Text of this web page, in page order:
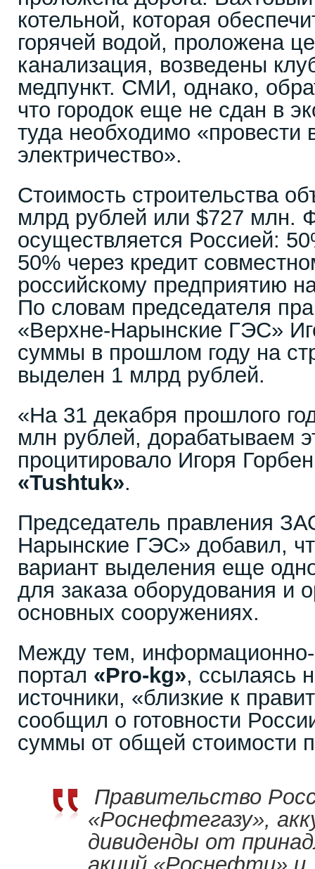
котельной, которая
горячей водой, проложена
канализация, возведены
медпункт. СМИ, однако,
что городок еще не сдан в
туда необходимо «провести
электричество».
Стоимость строительства
млрд рублей или $727 млн.
осуществляется Россией:
50% через кредит
российскому предприятию
По словам председателя
«Верхне-Нарынские ГЭС»
суммы в прошлом году на
выделен 1 млрд рублей.
«На 31 декабря прошлого
млн рублей, дорабатываем
процитировало Игоря
«Tushtuk».
Председатель правления
Нарынские ГЭС» добавил,
вариант выделения еще
для заказа оборудования и
основных сооружениях.
Между тем, информационно-
портал «Pro- kg», ссылаясь
источники, «близкие к
сообщил о готовности
суммы от общей стоимости
Правительство
«Роснефтегазу»,
дивиденды от